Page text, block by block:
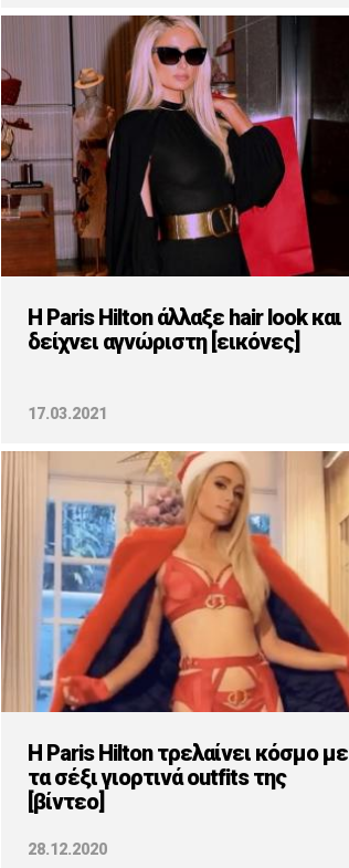
H Paris Hilton άλλαξε hair look και
δείχνει αγνώριστη [εικόνες]
17.03.2021
Η Paris Hilton τρελαίνει κόσμο με
τα σέξι γιορτινά outfits της
[βίντεο]
28.12.2020